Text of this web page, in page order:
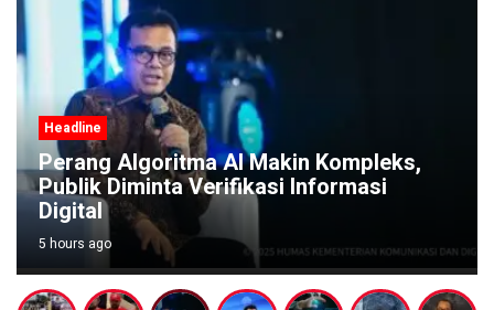
Headline
Perang Algoritma AI Makin Kompleks,
Publik Diminta Verifikasi Informasi
Digital
5 hours ago